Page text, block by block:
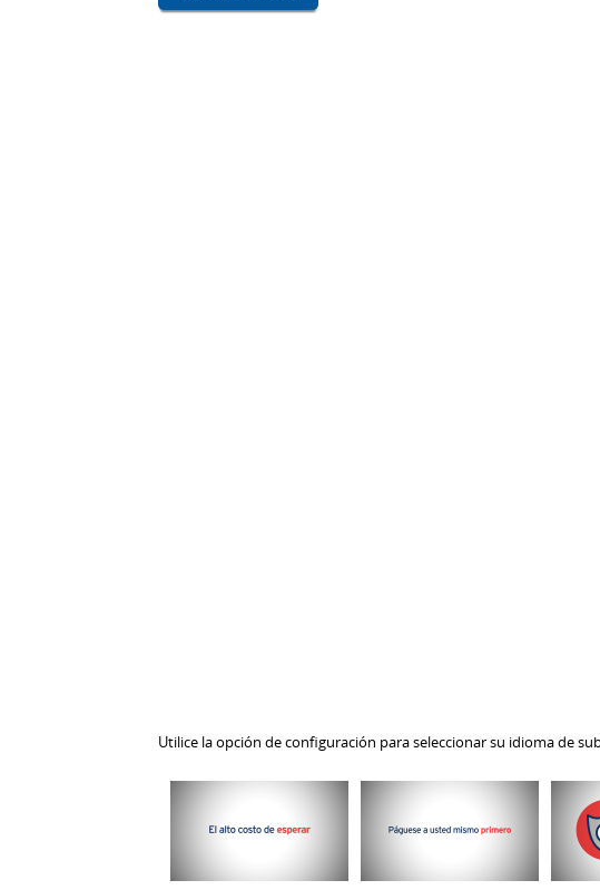
Utilice la opción de configuración para seleccionar su idioma de